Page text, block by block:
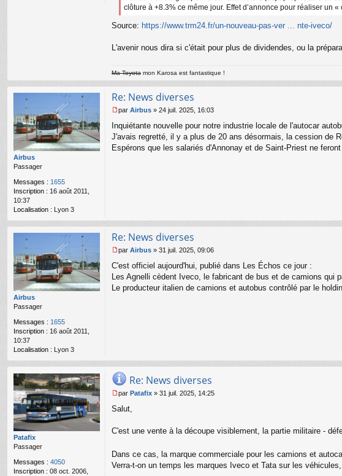
clôture à +8.3% ce même jour. Effet d’annonce pour réaliser un
Source: https://www.trm24.fr/un-nouveau-pas-ver ... nte-iveco/
L'avenir nous dira si c'était pour plus de dividendes, ou la
Ma Toyota mon Karosa est fantastique !
Airbus
Passager
Messages : 1655
Inscription : 16 août 2011,
10:37
Localisation : Lyon 3
Re: News diverses
e
s
s
a
par Airbus » 24 juil. 2025, 16:03
Inquiétante nouvelle pour notre industrie locale de l'autocar
J'avais regretté, il y a plus de 20 ans désormais, la cession de
Espérons que les salariés d'Annonay et de Saint-Priest ne
Airbus
Passager
Messages : 1655
Inscription : 16 août 2011,
10:37
Localisation : Lyon 3
Re: News diverses
e
s
par Airbus » 31 juil. 2025, 09:06
C'est officiel aujourd'hui, publié dans Les Échos ce jour :
Les Agnelli cèdent Iveco, le fabricant de bus et de camions qui
Le producteur italien de camions et autobus contrôlé par le
Patafix
Passager
Messages : 4050
Inscription : 08 oct. 2006,
Re: News diverses
e
e
n
par Patafix » 31 juil. 2025, 14:25
Salut,
C'est une vente à la découpe visiblement, la partie militaire -
Dans ce cas, la marque commerciale pour les camions et
Verra-t-on un temps les marques Iveco et Tata sur les